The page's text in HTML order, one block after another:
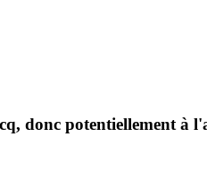
donc potentiellement à